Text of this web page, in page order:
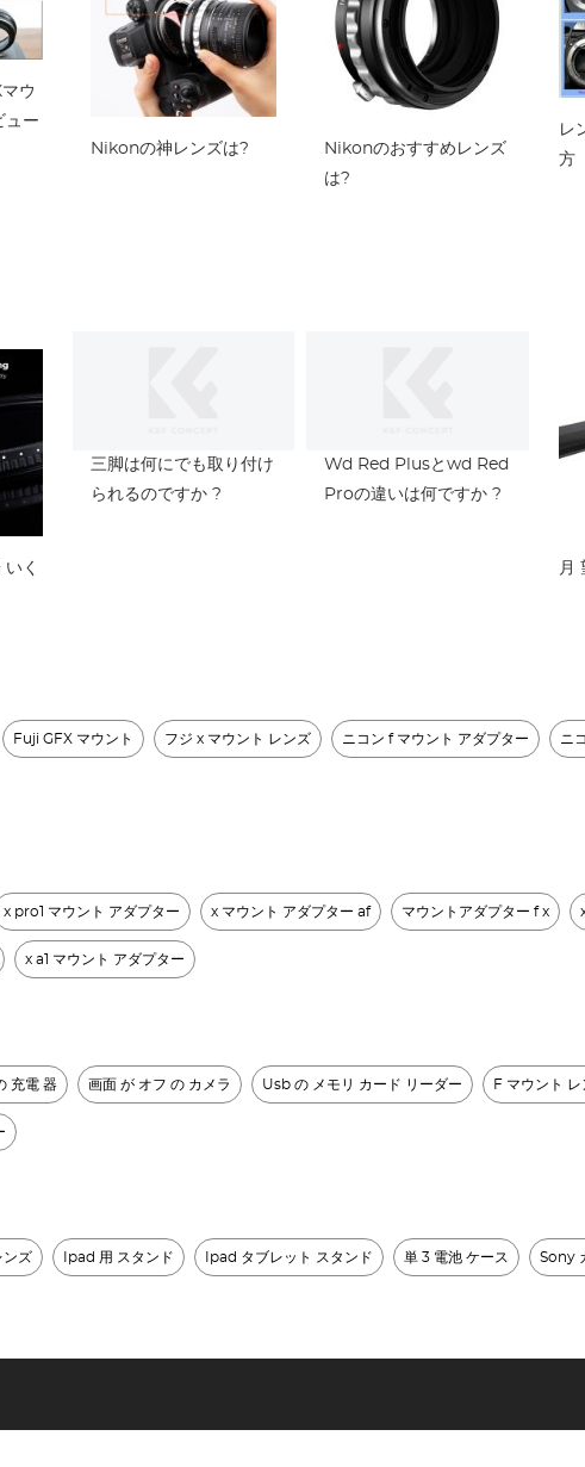
ウ
ュー
Nikonの神レンズは?
Nikonのおすすめレンズ
は?
レ
方
く
三脚は何にでも取り付け
られるのですか ?
Wd Red Plusとwd Red
Proの違いは何ですか ?
月
Fuji GFX マウント フジ x マウント レンズ​ ニコン f マウント アダプター​ ニ
x pro1 マウント アダプター x マウント アダプター af マウントアダプター f x
x a1 マウント アダプター
充電 器 画面 が オフ の カメラ Usb の メモリ カード リーダー F マウント レ
ンズ Ipad 用 スタンド Ipad タブレット スタンド 単 3 電池 ケース Sony